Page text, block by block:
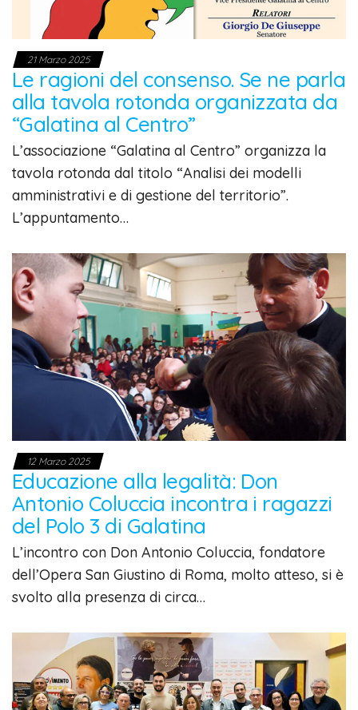
21 Marzo 2025
Le ragioni del consenso. Se ne parla
alla tavola rotonda organizzata da
“Galatina al Centro”
L’associazione “Galatina al Centro” organizza la
tavola rotonda dal titolo “Analisi dei modelli
amministrativi e di gestione del territorio”.
L’appuntamento…
12 Marzo 2025
Educazione alla legalità: Don
Antonio Coluccia incontra i ragazzi
del Polo 3 di Galatina
L’incontro con Don Antonio Coluccia, fondatore
dell’Opera San Giustino di Roma, molto atteso, si è
svolto alla presenza di circa…